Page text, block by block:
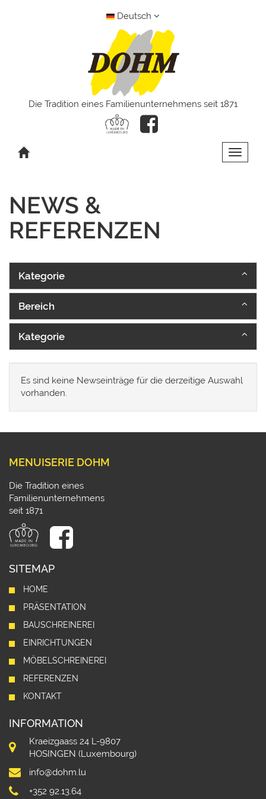
Deutsch
Die Tradition eines Familienunternehmens seit 1871
Toggle
NEWS &
REFERENZEN
Kategorie
Bereich
Kategorie
Es sind keine Newseinträge für die derzeitige Auswahl
vorhanden.
MENUISERIE DOHM
Die Tradition eines
Familienunternehmens
seit 1871
SITEMAP
HOME
PRÄSENTATION
BAUSCHREINEREI
EINRICHTUNGEN
MÖBELSCHREINEREI
REFERENZEN
KONTAKT
INFORMATION
Kraeizgaass 24 L-9807
HOSINGEN (Luxembourg)
info@dohm.lu
+352 92.13.64